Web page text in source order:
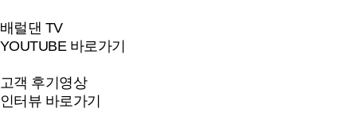
배럴댄 TV
YOUTUBE 바로가기
고객 후기영상
인터뷰 바로가기